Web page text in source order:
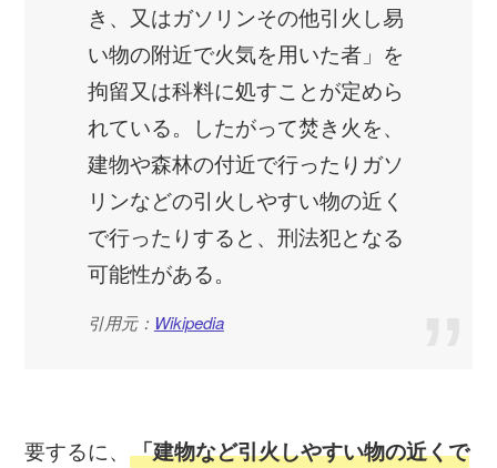
き、又はガソリンその他引火し易
い物の附近で火気を用いた者」を
拘留又は科料に処すことが定めら
れている。したがって焚き火を、
建物や森林の付近で行ったりガソ
リンなどの引火しやすい物の近く
で行ったりすると、刑法犯となる
可能性がある。
引用元： Wikipedia
要するに、「建物など引火しやすい物の近くで